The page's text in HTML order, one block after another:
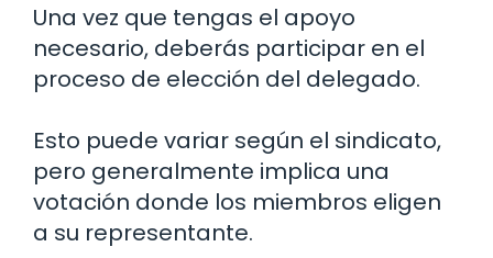
Una vez que tengas el apoyo
necesario, deberás participar en el
proceso de elección del delegado.
Esto puede variar según el sindicato,
pero generalmente implica una
votación donde los miembros eligen
a su representante.